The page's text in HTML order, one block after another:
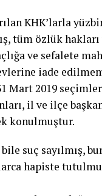
KHK’larla
tüm özlük hakları
ve sefalete
iade
Mart 2019
il ve ilçe
konulmuştur.
suç sayılmış,
hapiste